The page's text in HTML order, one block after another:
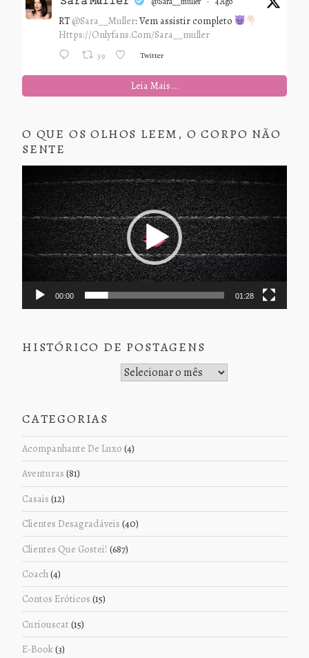
RT @Sara__Muller: Vem assistir completo
Https://onlyfans.com/sara__muller
39 Twitter
Leia Mais...
O QUE OS OLHOS LEEM, O CORPO NÃO
SENTE
de
vídeo
00:00 01:28
HISTÓRICO DE POSTAGENS
CATEGORIAS
Acompanhante De Luxo (4)
Aventuras (81)
Casais (12)
Clientes Desagradáveis (40)
Clientes Que Gostei! (687)
Coach(4)
Contos Eróticos (15)
Curiouscat (15)
E-Book(3)